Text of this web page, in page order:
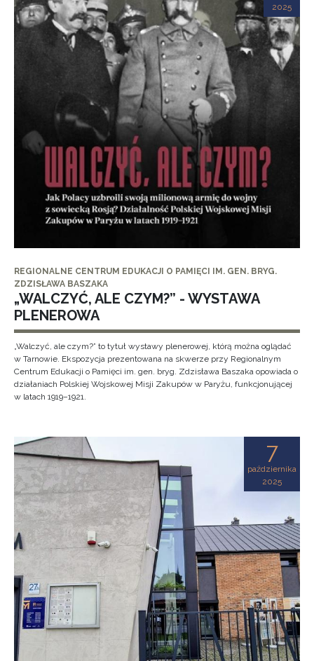
2025
REGIONALNE CENTRUM EDUKACJI O PAMIĘCI IM. GEN. BRYG.
ZDZISŁAWA BASZAKA
„WALCZYĆ, ALE CZYM?” - WYSTAWA
PLENEROWA
„Walczyć, ale czym?” to tytuł wystawy plenerowej, którą można oglądać
w Tarnowie. Ekspozycja prezentowana na skwerze przy Regionalnym
Centrum Edukacji o Pamięci im. gen. bryg. Zdzisława Baszaka opowiada o
działaniach Polskiej Wojskowej Misji Zakupów w Paryżu, funkcjonującej
w latach 1919–1921.
7
października
2025